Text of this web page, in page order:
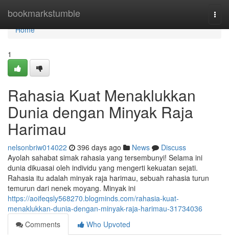
bookmarkstumble
Home
Home
1
Rahasia Kuat Menaklukkan
Dunia dengan Minyak Raja
Harimau
nelsonbriw014022 396 days ago News
Discuss
Ayolah sahabat simak rahasia yang tersembunyi! Selama ini
dunia dikuasai oleh individu yang mengerti kekuatan sejati.
Rahasia itu adalah minyak raja harimau, sebuah rahasia turun
temurun dari nenek moyang. Minyak ini
https://aoifeqsly568270.blogminds.com/rahasia-kuat-
menaklukkan-dunia-dengan-minyak-raja-harimau-31734036
Comments
Who Upvoted